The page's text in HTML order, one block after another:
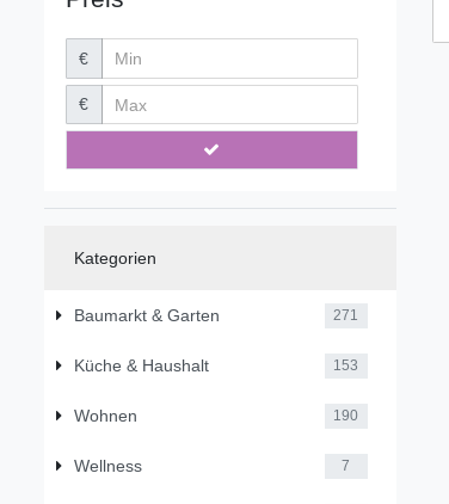
€
€
Kategorien
Baumarkt & Garten 271
Küche & Haushalt 153
Wohnen 190
Wellness 7